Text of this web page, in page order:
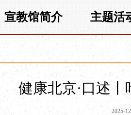
宣教馆简介 主题活
健康北京·口述
2025-